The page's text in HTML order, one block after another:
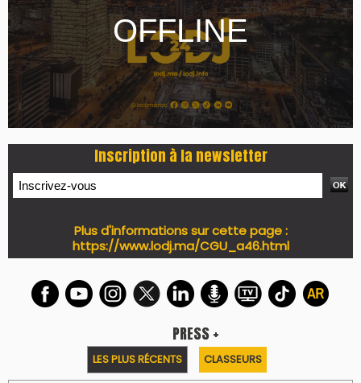
Inscription à la newsletter
Plus d'informations sur cette page :
https://www.lodj.ma/CGU_a46.html
PRESS +
LES PLUS RÉCENTS CLASSEURS